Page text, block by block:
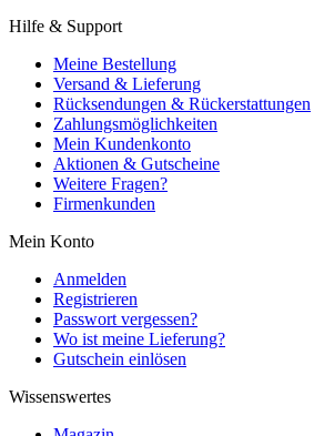
Hilfe & Support
Meine Bestellung
Versand & Lieferung
Rücksendungen & Rückerstattungen
Zahlungsmöglichkeiten
Mein Kundenkonto
Aktionen & Gutscheine
Weitere Fragen?
Firmenkunden
Mein Konto
Anmelden
Registrieren
Passwort vergessen?
Wo ist meine Lieferung?
Gutschein einlösen
Wissenswertes